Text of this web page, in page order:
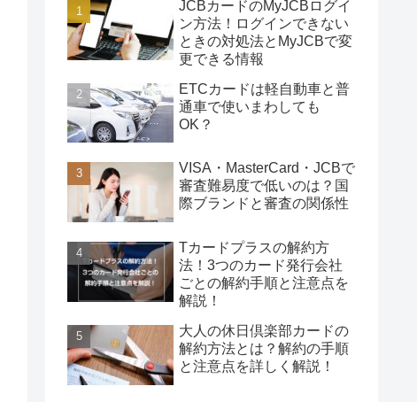
JCBカードのMyJCBログイ
ン方法！ログインできない
ときの対処法とMyJCBで変
更できる情報
ETCカードは軽自動車と普
通車で使いまわしても
OK？
VISA・MasterCard・JCBで
審査難易度で低いのは？国
際ブランドと審査の関係性
Tカードプラスの解約方
法！3つのカード発行会社
ごとの解約手順と注意点を
解説！
大人の休日倶楽部カードの
解約方法とは？解約の手順
と注意点を詳しく解説！